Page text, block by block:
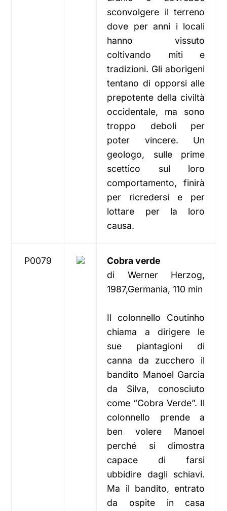
sconvolgere il terreno
dove per anni i locali
hanno vissuto
coltivando miti e
tradizioni. Gli aborigeni
tentano di opporsi alle
prepotente della civiltà
occidentale, ma sono
troppo deboli per
poter vincere. Un
geologo, sulle prime
scettico sul loro
comportamento, finirà
per ricredersi e per
lottare per la loro
causa.
P0079
Cobra verde
di Werner Herzog,
1987,Germania, 110 min
Il colonnello Coutinho
chiama a dirigere le
sue piantagioni di
canna da zucchero il
bandito Manoel Garcia
da Silva, conosciuto
come “Cobra Verde”. Il
colonnello prende a
ben volere Manoel
perché si dimostra
capace di farsi
ubbidire dagli schiavi.
Ma il bandito, entrato
da ospite in casa